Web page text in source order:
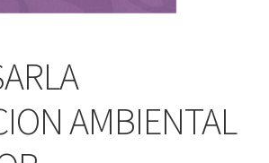
AMBIENTAL